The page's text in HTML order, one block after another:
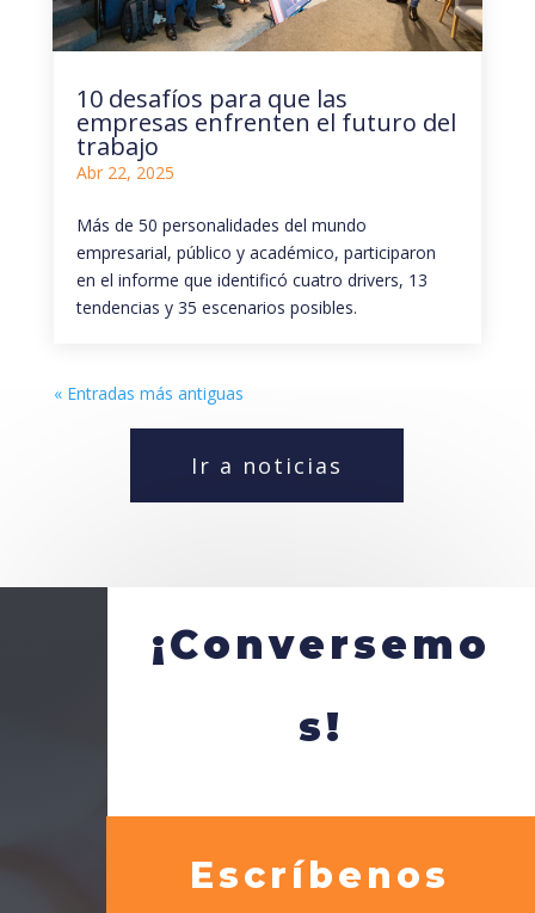
10 desafíos para que las
empresas enfrenten el futuro del
trabajo
Abr 22, 2025
Más de 50 personalidades del mundo
empresarial, público y académico, participaron
en el informe que identificó cuatro drivers, 13
tendencias y 35 escenarios posibles.
« Entradas más antiguas
Ir a noticias
¡Conversemo
s!
Escríbenos